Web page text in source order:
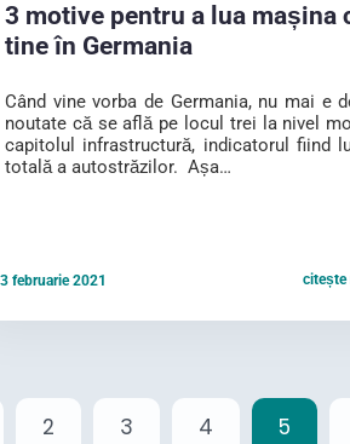
3 motive pentru a lua mașina
tine în Germania
Când vine vorba de Germania, nu mai e
noutate că se află pe locul trei la nivel
capitolul infrastructură, indicatorul fiind
totală a autostrăzilor. Așa…
citește
3 februarie 2021
2 3 4 5